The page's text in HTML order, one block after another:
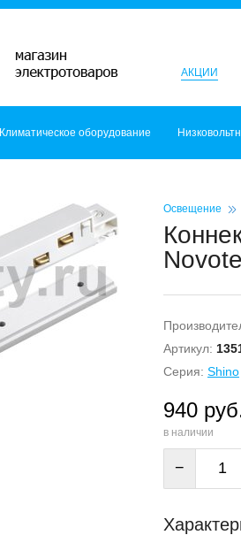
АКЦИИ
Климатическое оборудование
Освещение
Артикул:
Серия: Shino
940
в наличии
−